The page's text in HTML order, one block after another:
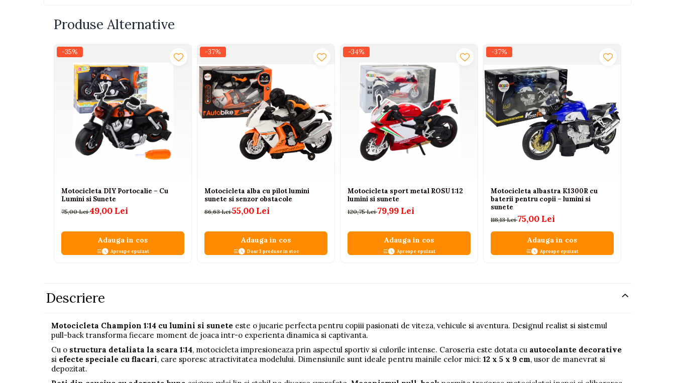
Jocuri de indemanare
Jucarii educative din lemn
Muzica si instrumente
Saltelute si centre de activitati
Set Avioane si submarine
Trenuri cu sine
Jucarii exterior
Produse Alternative
-35%
Motocicleta DIY Portocalie – Cu
Lumini si Sunete
75,00 Lei49,00 Lei
Adauga in cos
Aproape epuizat
-37%
Motocicleta alba cu pilot lumini
sunete si senzor obstacole
86,63 Lei55,00 Lei
Adauga in cos
Doar 3 produse in stoc
-34%
Motocicleta sport metal ROSU 1:12
lumini si sunete
120,75 Lei79,99 Lei
Adauga in cos
Aproape epuizat
-37%
Motocicleta albastra K1300R cu
baterii pentru copii – lumini si
sunete
118,13 Lei75,00 Lei
Adauga in cos
Aproape epuizat
Descriere
Motocicleta Champion 1:14 cu lumini si sunete este o jucarie perfecta pentru copiii pasionati de viteza, vehicule si aventura. Designul realist si sistemul
pull-back transforma fiecare moment de joaca intr-o experienta dinamica si captivanta.
Cu o structura detaliata la scara 1:14, motocicleta impresioneaza prin aspectul sportiv si culorile intense. Caroseria este dotata cu autocolante decorative
si efecte speciale cu flacari, care sporesc atractivitatea modelului. Dimensiunile sunt ideale pentru mainile celor mici: 12 x 5 x 9 cm, usor de manevrat si
depozitat.